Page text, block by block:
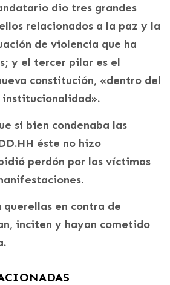
dio tres grandes
relacionados a la paz y la
de violencia que ha
y el tercer pilar es el
constitución, «dentro del
institucionalidad».
si bien condenaba las
éste no hizo
perdón por las víctimas
en contra de
inciten y hayan cometido